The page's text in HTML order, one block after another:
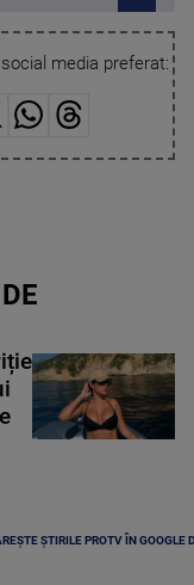
media preferat:
ȘTIRILE PROTV ÎN GOOGLE